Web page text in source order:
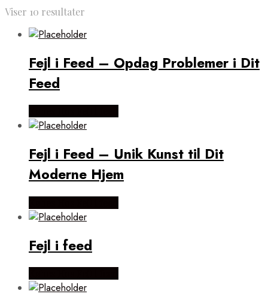
Viser 10 resultater
popularitet
Fejl i Feed – Opdag Problemer i Dit
Feed
Fejl i Feed – Unik Kunst til Dit
Moderne Hjem
Fejl i feed